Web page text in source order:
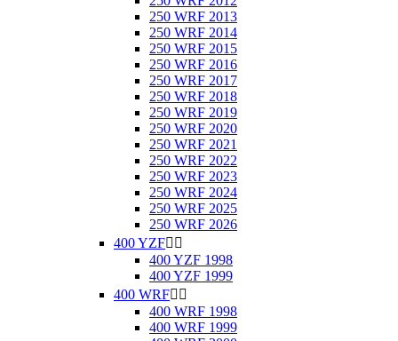
250 WRF 2013
250 WRF 2014
250 WRF 2015
250 WRF 2016
250 WRF 2017
250 WRF 2018
250 WRF 2019
250 WRF 2020
250 WRF 2021
250 WRF 2022
250 WRF 2023
250 WRF 2024
250 WRF 2025
250 WRF 2026
400 YZF 
400 YZF 1998
400 YZF 1999
400 WRF 
400 WRF 1998
400 WRF 1999